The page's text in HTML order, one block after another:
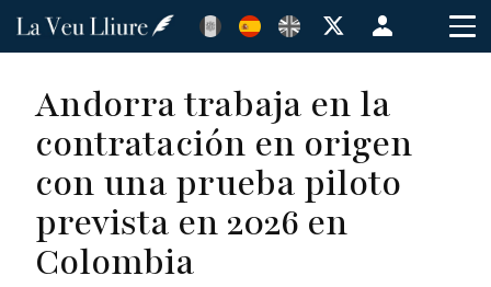
Pasar
principal
Menú
de
de
usuario
Andorra trabaja en la
contratación en origen
con una prueba piloto
prevista en 2026 en
Colombia